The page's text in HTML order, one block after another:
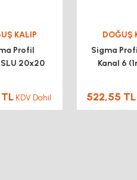
KALIP
Profil
20x20
KDV Dahil
DOĞUŞ
Sigma
Kanal 6
522,55 TL